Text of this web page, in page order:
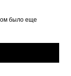
Контакты
конфиденциальности
было еще